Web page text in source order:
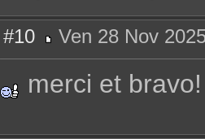
#10
e
a
Ven 28 Nov
merci et bravo!